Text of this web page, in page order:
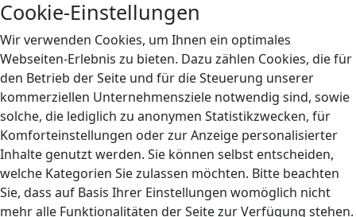
Cookie-Einstellungen
Wir verwenden Cookies, um Ihnen ein optimales
Webseiten-Erlebnis zu bieten. Dazu zählen Cookies, die für
den Betrieb der Seite und für die Steuerung unserer
kommerziellen Unternehmensziele notwendig sind, sowie
solche, die lediglich zu anonymen Statistikzwecken, für
Komforteinstellungen oder zur Anzeige personalisierter
Inhalte genutzt werden. Sie können selbst entscheiden,
welche Kategorien Sie zulassen möchten. Bitte beachten
Sie, dass auf Basis Ihrer Einstellungen womöglich nicht
mehr alle Funktionalitäten der Seite zur Verfügung stehen.